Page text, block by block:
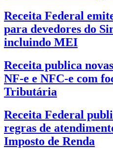
Receita Federal
para devedores do
incluindo MEI
Receita publica
NF-e e NFC-e com
Tributária
Receita Federal
regras de
Imposto de Renda